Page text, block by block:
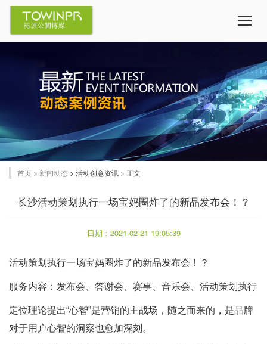
首页 > 新闻动态 > 活动创意资讯 > 正文
长沙活动策划执行一场宝妈圈炸了的新品发布会！？
日期：2021-02-21 19:05:39
活动策划执行一场宝妈圈炸了的新品发布会！？
服务内容：发布会、答谢会、赛事、音乐会、 活动策划执行
定位理论提出“心智”是营销的主战场，随之而来的，是品牌
对于用户心智的洞察也愈加深刻。